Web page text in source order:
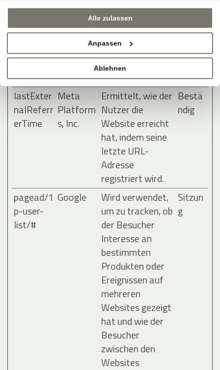
Alle zulassen
Anpassen
Ablehnen
nalReferr Platform Nutzer die
Website erreicht
hat, indem seine
letzte URL-
Adresse
registriert wird.
ndig
lastExter
nalReferr
erTime
Meta
Platform
s, Inc.
Ermittelt, wie der
Nutzer die
Website erreicht
hat, indem seine
letzte URL-
Adresse
registriert wird.
Bestä
ndig
pagead/1
p-user-
list/#
Google
Wird verwendet,
um zu tracken, ob
der Besucher
Interesse an
bestimmten
Produkten oder
Ereignissen auf
mehreren
Websites gezeigt
hat und wie der
Besucher
zwischen den
Websites
Sitzun
g